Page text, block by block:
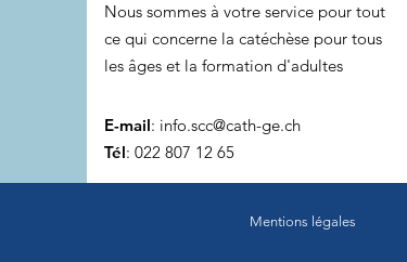
Nous sommes à votre service pour tout
ce qui concerne la catéchèse pour tous
les âges et la formation d'adultes
E-mail: info.scc@cath-ge.ch
Tél: 022 807 12 65
Mentions légales